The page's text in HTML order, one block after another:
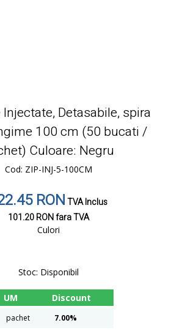
Detasabile, spira
100 cm (50 bucati /
Culoare: Negru
Cod: ZIP-INJ-5-100CM
RONTVA Inclus
101.20 RONfara TVA
Culori
Stoc: Disponibil
UM Discount
pachet
7.00%